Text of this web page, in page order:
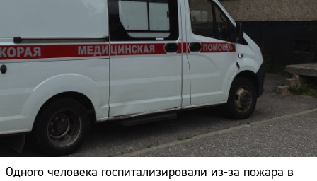
Одного человека госпитализировали из-за пожара в